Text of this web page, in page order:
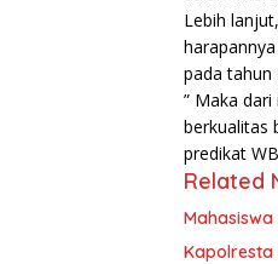
Lebih
pada tahun
” Maka
berkualitas
predikat
Related
Kapolresta